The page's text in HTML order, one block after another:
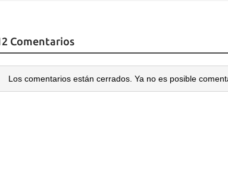
Comentarios
Los comentarios están cerrados. Ya no es posible